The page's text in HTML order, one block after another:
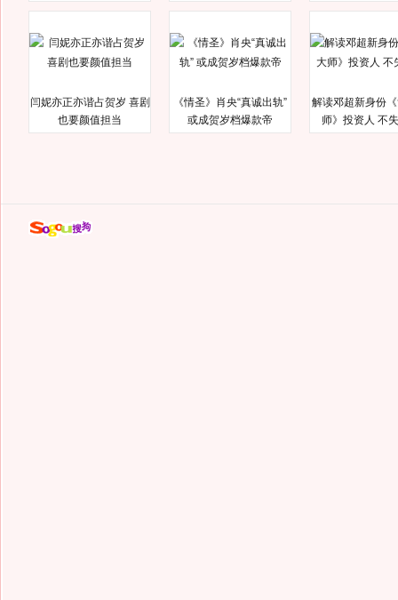
闫妮亦正亦谐占贺岁 喜剧
也要颜值担当
《情圣》肖央“真诚出轨”
或成贺岁档爆款帝
解读邓超新身份
师》投资人 不